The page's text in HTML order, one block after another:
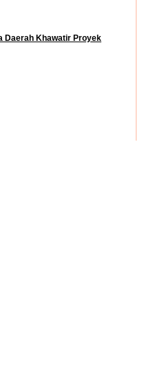
Daerah Khawatir Proyek